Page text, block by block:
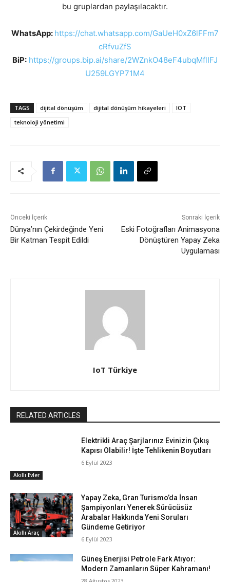
bu gruplardan paylaşılacaktır.
WhatsApp: https://chat.whatsapp.com/GaUeH0xZ6lFFm7
cRfvuZfS
BiP: https://groups.bip.ai/share/2WZnkO48eF4ubqMflIFJ
U259LGYP71M4
TAGS dijital dönüşüm dijital dönüşüm hikayeleri
IOT
teknoloji yönetimi
Önceki İçerik
Dünya’nın Çekirdeğinde Yeni
Bir Katman Tespit Edildi
Sonraki İçerik
Eski Fotoğrafları Animasyona
Dönüştüren Yapay Zeka
Uygulaması
IoT Türkiye
RELATED ARTICLES
Akıllı Evler
Elektrikli Araç Şarjlarınız Evinizin Çıkış
Kapısı Olabilir! İşte Tehlikenin Boyutları
6 Eylül 2023
Akıllı Araç
Yapay Zeka, Gran Turismo’da İnsan
Şampiyonları Yenerek Sürücüsüz
Arabalar Hakkında Yeni Soruları
Gündeme Getiriyor
6 Eylül 2023
Güneş Enerjisi Petrole Fark Atıyor:
Modern Zamanların Süper Kahramanı!